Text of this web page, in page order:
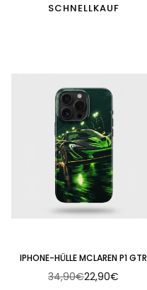
SCHNELLKAUF
IPHONE-HÜLLE MCLAREN P1 GTR
Normaler
34,90€22,90€